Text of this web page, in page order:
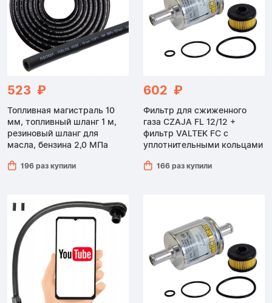
523 ₽
Топливная магистраль 10
мм, топливный шланг 1 м,
резиновый шланг для
масла, бензина 2,0 МПа
196 раз купили
602 ₽
Фильтр для сжиженного
газа CZAJA FL 12/12 +
фильтр VALTEK FC с
уплотнительными кольцами
166 раз купили